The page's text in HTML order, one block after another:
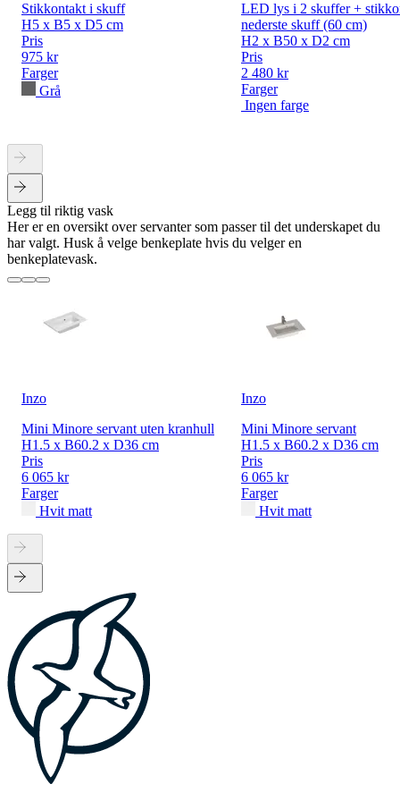
Stikkontakt i skuff
H5 x B5 x D5 cm
Pris
975 kr
Farger
Grå
LED lys i 2 skuffer +
nederste skuff (60 cm)
H2 x B50 x D2 cm
Pris
2 480 kr
Farger
Ingen farge
Legg til riktig vask
Her er en oversikt over servanter som passer til det underskapet du
har valgt. Husk å velge benkeplate hvis du velger en
benkeplatevask.
Inzo
Mini Minore servant uten kranhull
H1.5 x B60.2 x D36 cm
Pris
6 065 kr
Farger
Hvit matt
Inzo
Mini Minore servant
H1.5 x B60.2 x D36 cm
Pris
6 065 kr
Farger
Hvit matt